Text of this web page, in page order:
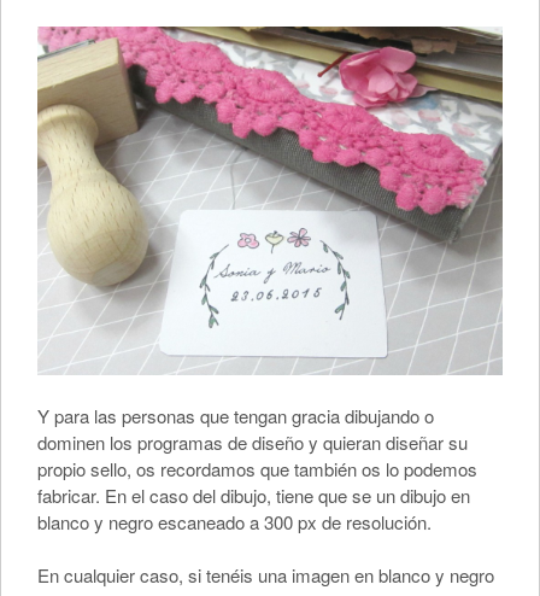
Y para las personas que tengan gracia dibujando o
dominen los programas de diseño y quieran diseñar su
propio sello, os recordamos que también os lo podemos
fabricar. En el caso del dibujo, tiene que se un dibujo en
blanco y negro escaneado a 300 px de resolución.
En cualquier caso, si tenéis una imagen en blanco y negro